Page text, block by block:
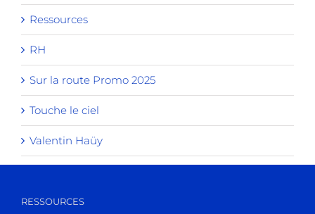
Ressources
RH
Sur la route Promo 2025
Touche le ciel
Valentin Haüy
RESSOURCES